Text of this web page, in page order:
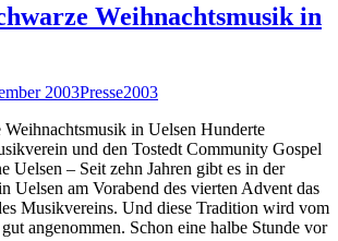
Weihnachtsmusik in
2003Presse2003
Weihnachtsmusik in Uelsen Hunderte
und den Tostedt Community Gospel
Uelsen – Seit zehn Jahren gibt es in der
Uelsen am Vorabend des vierten Advent das
Musikvereins. Und diese Tradition wird vom
angenommen. Schon eine halbe Stunde vor